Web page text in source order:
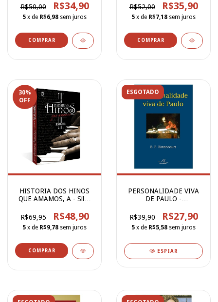
R$50,00 R$34,90
5 x de R$6,98 sem juros
R$52,00 R$35,90
5 x de R$7,18 sem juros
30%
OFF
HISTORIA DOS HINOS
QUE AMAMOS, A - Silas
R$69,95
R$48,90
5 x de R$9,78 sem juros
ESGOTADO
PERSONALIDADE VIVA
DE PAULO -
R$39,90
R$27,90
5 x de R$5,58 sem juros
ESPIAR